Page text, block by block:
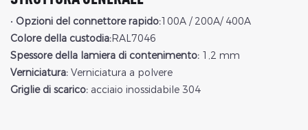
• Opzioni del connettore rapido:100A / 200A/ 400A
Colore della custodia:RAL7046
Spessore della lamiera di contenimento: 1,2 mm
Verniciatura: Verniciatura a polvere
Griglie di scarico: acciaio inossidabile 304